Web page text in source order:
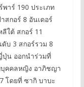
พาร์ 190 ประเภท
สกอร์ 8 อันเดอร์
ใต้ สกอร์ 11
บ 3 สกอร์รวม 8
ปุ่น ออกนำร่วมที่
บุคคลหญิง อาภิชญา
โดยที่ ซากิ บาบะ